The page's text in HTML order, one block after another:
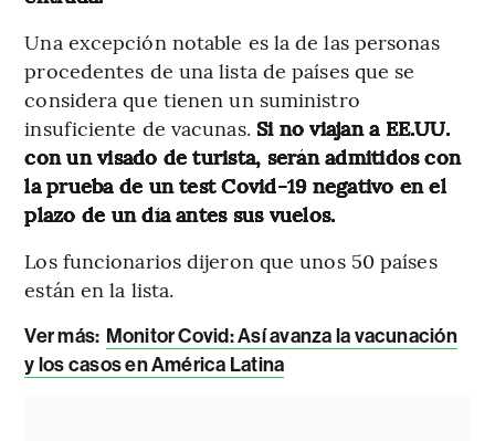
Una excepción notable es la de las personas
procedentes de una lista de países que se
considera que tienen un suministro
insuficiente de vacunas. Si no viajan a EE.UU.
con un visado de turista, serán admitidos con
la prueba de un test Covid-19 negativo en el
plazo de un día antes sus vuelos.
Los funcionarios dijeron que unos 50 países
están en la lista.
Ver más: Monitor Covid: Así avanza la vacunación
y los casos en América Latina